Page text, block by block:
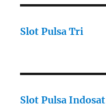
Slot Pulsa Tri
Slot Pulsa Indosat